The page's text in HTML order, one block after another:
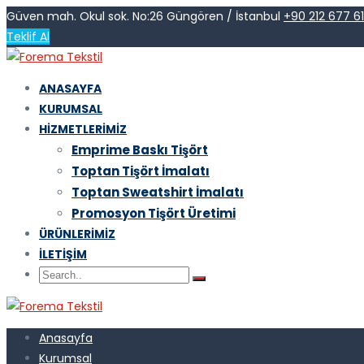
Güven mah. Okul sok. No:26 Güngören / İstanbul +90 212 677
Teklif Al
ANASAYFA
KURUMSAL
HIZMETLERIMIZ
Emprime Baskı Tişört
Toptan Tişört İmalatı
Toptan Sweatshirt İmalatı
Promosyon Tişört Üretimi
ÜRÜNLERIMIZ
İLETIŞIM
Anasayfa
Kurumsal